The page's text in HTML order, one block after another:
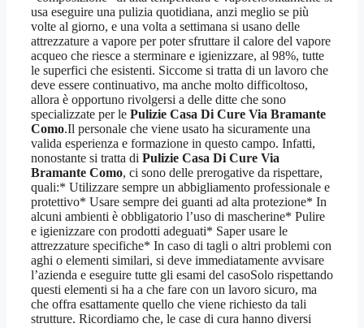
usa eseguire una pulizia quotidiana, anzi meglio se più
volte al giorno, e una volta a settimana si usano delle
attrezzature a vapore per poter sfruttare il calore del vapore
acqueo che riesce a sterminare e igienizzare, al 98%, tutte
le superfici che esistenti. Siccome si tratta di un lavoro che
deve essere continuativo, ma anche molto difficoltoso,
allora è opportuno rivolgersi a delle ditte che sono
specializzate per le Pulizie Casa Di Cure Via Bramante
Como.Il personale che viene usato ha sicuramente una
valida esperienza e formazione in questo campo. Infatti,
nonostante si tratta di Pulizie Casa Di Cure Via
Bramante Como, ci sono delle prerogative da rispettare,
quali:* Utilizzare sempre un abbigliamento professionale e
protettivo* Usare sempre dei guanti ad alta protezione* In
alcuni ambienti è obbligatorio l’uso di mascherine* Pulire
e igienizzare con prodotti adeguati* Saper usare le
attrezzature specifiche* In caso di tagli o altri problemi con
aghi o elementi similari, si deve immediatamente avvisare
l’azienda e eseguire tutte gli esami del casoSolo rispettando
questi elementi si ha a che fare con un lavoro sicuro, ma
che offra esattamente quello che viene richiesto da tali
strutture. Ricordiamo che, le case di cura hanno diversi